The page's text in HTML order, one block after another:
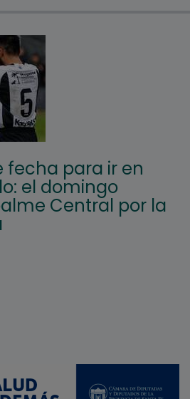
fecha para ir en
el domingo
Central por la